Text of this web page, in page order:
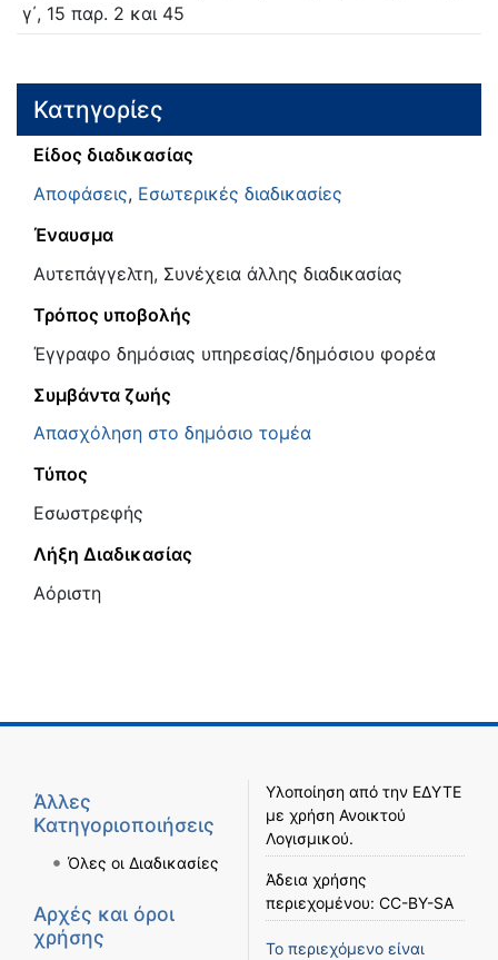
γ΄, 15 παρ. 2 και 45
Κατηγορίες
Είδος διαδικασίας
Αποφάσεις, Εσωτερικές διαδικασίες
Έναυσμα
Αυτεπάγγελτη, Συνέχεια άλλης διαδικασίας
Τρόπος υποβολής
Έγγραφο δημόσιας υπηρεσίας/δημόσιου φορέα
Συμβάντα ζωής
Απασχόληση στο δημόσιο τομέα
Τύπος
Εσωστρεφής
Λήξη Διαδικασίας
Αόριστη
Άλλες
Κατηγοριοποιήσεις
Όλες οι Διαδικασίες
Αρχές και όροι
χρήσης
Υλοποίηση από την ΕΔΥΤΕ
με χρήση Ανοικτού
Λογισμικού.
Άδεια χρήσης
περιεχομένου: CC-BY-SA
Το περιεχόμενο είναι